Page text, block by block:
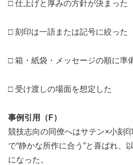
□ 仕上げと厚みの方針が決まった
□ 刻印は一語または記号に絞った
□ 箱・紙袋・メッセージの順に準
□ 受け渡しの場面を想定した
事例引用（F）
競技志向の同僚へはサテン×小刻
で“静かな所作に合う”と喜ばれ、
になった。